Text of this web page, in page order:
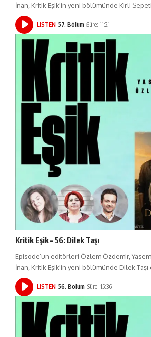
İnan, Kritik Eşik'in yeni bölümünde Kirli
LISTEN 57. Bölüm Süre: 11:21
Kritik Eşik – 56: Dilek Taşı
Episode’un editörleri Özlem Özdemir,
İnan, Kritik Eşik'in yeni bölümünde Dilek
LISTEN 56. Bölüm Süre: 15:36